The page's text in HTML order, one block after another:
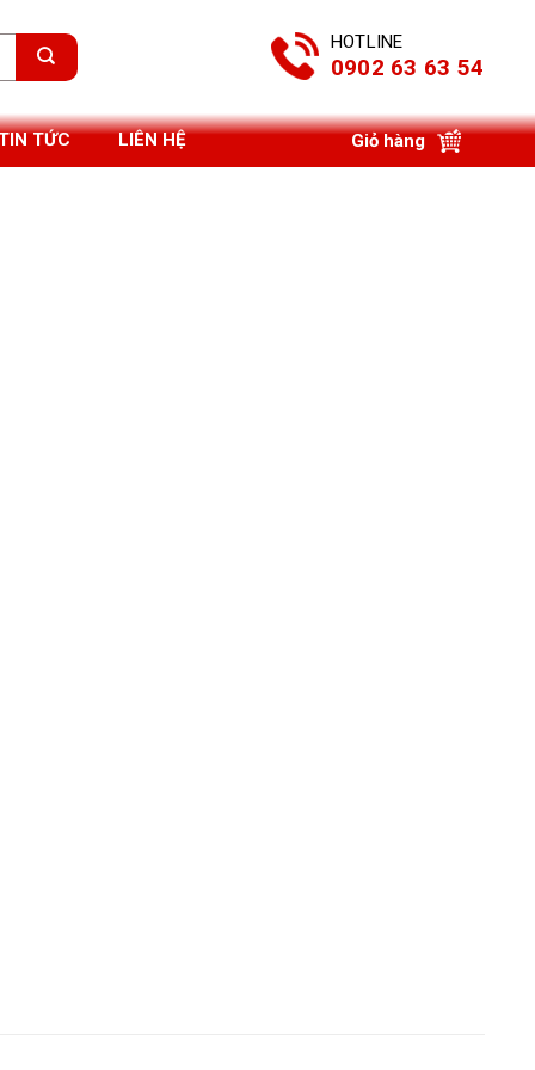
HOTLINE
0902 63 63 54
TỨC LIÊN HỆ Giỏ hàng